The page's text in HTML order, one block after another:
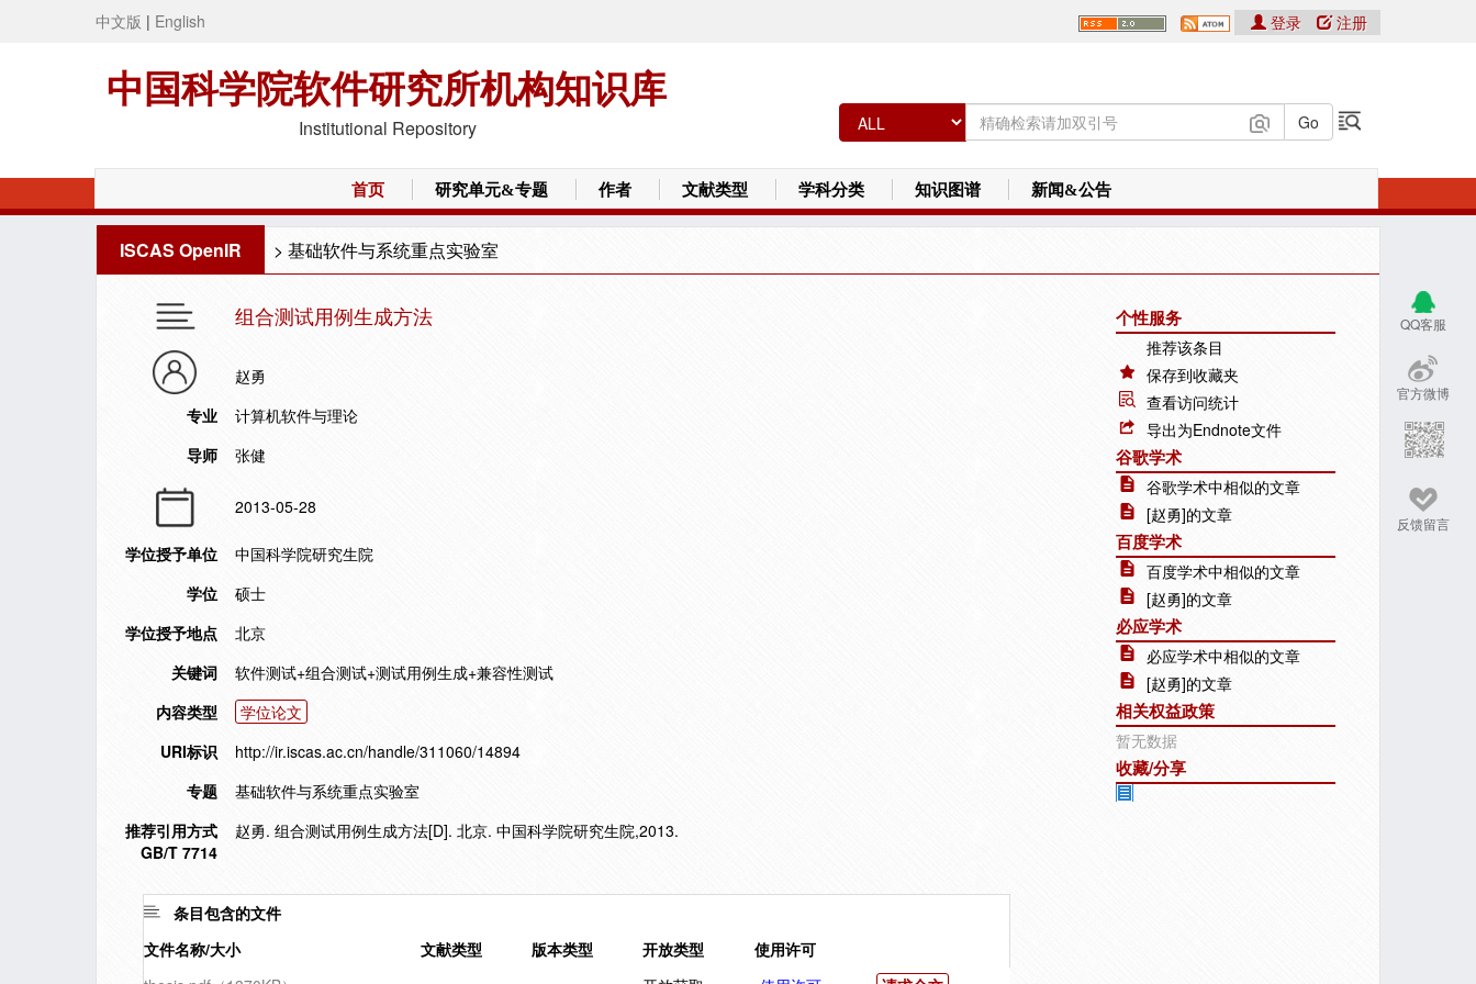
中文版 | English
中国科学院软件研究所机构知识库
Institutional Repository
登录 注册
首页 研究单元&专题 作者 文献类型 学科分类 知识图谱 新闻&公告
ISCAS OpenIR > 基础软件与系统重点实验室
QQ客服
官方微博
反馈留言
组合测试用例生成方法
赵勇
专业
计算机软件与理论
导师
张健
2013-05-28
学位授予单位
中国科学院研究生院
学位
硕士
学位授予地点
北京
关键词
软件测试+组合测试+测试用例生成+兼容性测试
内容类型
学位论文
URI标识
http://ir.iscas.ac.cn/handle/311060/14894
专题
基础软件与系统重点实验室
推荐引用方式
GB/T 7714
赵勇. 组合测试用例生成方法[D]. 北京. 中国科学院研究生院,2013.
条目包含的文件
文件名称/大小
文献类型 版本类型 开放类型
使用许可
个性服务
推荐该条目
保存到收藏夹
查看访问统计
导出为Endnote文件
谷歌学术
谷歌学术中相似的文章
[赵勇]的文章
百度学术
百度学术中相似的文章
[赵勇]的文章
必应学术
必应学术中相似的文章
[赵勇]的文章
相关权益政策
暂无数据
收藏/分享